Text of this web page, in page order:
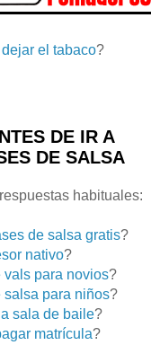
el tabaco?
DE IR A
DE SALSA
habituales:
de salsa gratis?
nativo?
vals para novios?
salsa para niños?
sala de baile?
matrícula?